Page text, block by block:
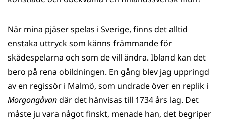
När mina pjäser spelas i Sverige, finns det alltid
enstaka uttryck som känns främmande för
skådespelarna och som de vill ändra. Ibland kan det
bero på rena obildningen. En gång blev jag uppringd
av en regissör i Malmö, som undrade över en replik i
Morgongåvandär det hänvisas till 1734 års lag. Det
måste ju vara något finskt, menade han, det begriper